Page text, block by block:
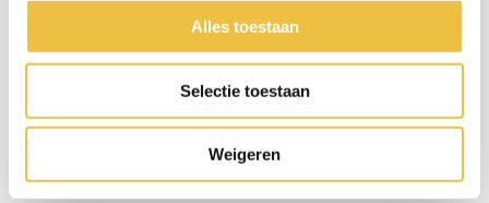
Alles toestaan
Selectie toestaan
Weigeren
vaak een hekel aan hebben, maar dat wel essentieel is.”
“Zonder die ondersteuning had ik dit nooit zo kunnen
er via die weg, als goodwill.”